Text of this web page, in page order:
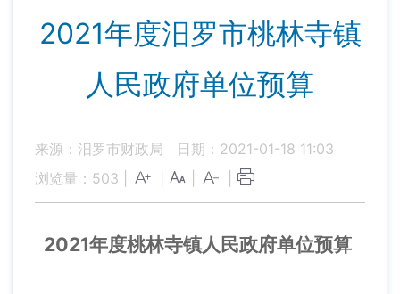
2021年度汨罗市桃林寺镇
人民政府单位预算
来源：汨罗市财政局
日期：2021-01-18 11:03
浏览量： 503
2021年度桃林寺镇人民政府单位预算